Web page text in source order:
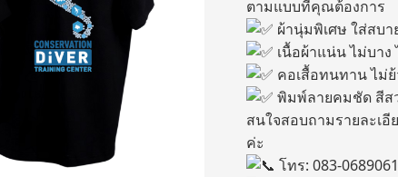
ตามแบบที่คุณต้องการ
ผ้านุ่มพิเศษ ใส่สบ
เนื้อผ้าแน่น ไม่บาง
คอเสื้อทนทาน ไม่ย้
พิมพ์ลายคมชัด สีส
สนใจสอบถามรายละเ
ค่ะ
โทร: 083-